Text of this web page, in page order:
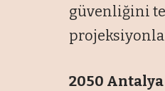
güvenliğini
2050